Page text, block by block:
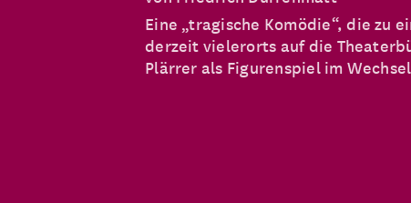
Eine „tragische Komödie“, die zu
derzeit vielerorts auf die
Plärrer als Figurenspiel im